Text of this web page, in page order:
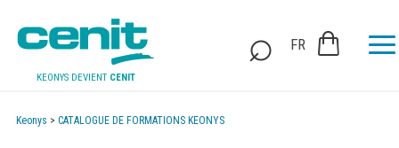
KEONYS DEVIENT CENIT
FR
Keonys > CATALOGUE DE FORMATIONS KEONYS